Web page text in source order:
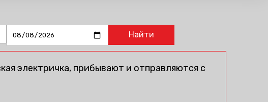
электричка, прибывают и отправляются с